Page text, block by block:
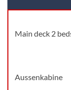
Main deck 2
Aussenkabine